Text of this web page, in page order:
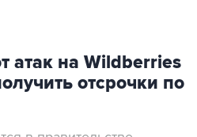
атак на Wildberries
отсрочки по